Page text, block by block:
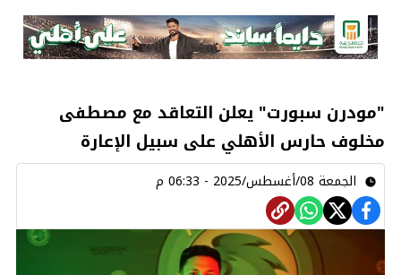
"مودرن سبورت" يعلن التعاقد مع مصطفى
مخلوف حارس الأهلي على سبيل الإعارة
الجمعة 08/أغسطس/2025 - 06:33 م